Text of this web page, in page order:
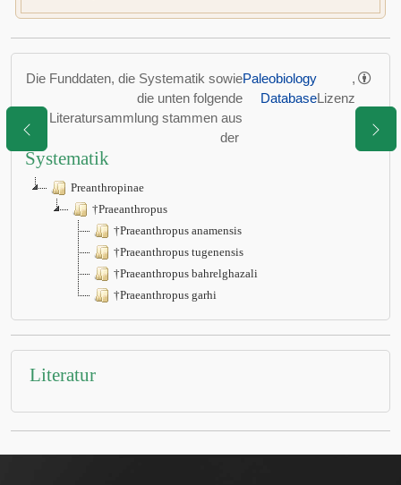
Die Funddaten, die Systematik sowie
die unten folgende
Literatursammlung stammen aus
der
Paleobiology
Database
,
Lizenz
Systematik
Preanthropinae
†Praeanthropus
†Praeanthropus anamensis
†Praeanthropus tugenensis
†Praeanthropus bahrelghazali
†Praeanthropus garhi
Literatur